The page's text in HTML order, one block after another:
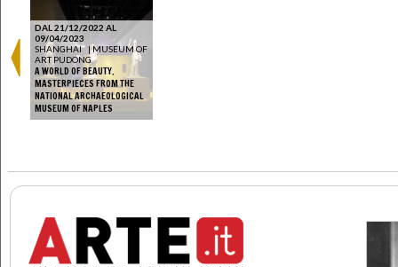
DAL 21/12/2022 AL
09/04/2023
SHANGHAI
|MUSEUM OF
ART PUDONG
A WORLD OF BEAUTY.
MASTERPIECES FROM THE
NATIONAL ARCHAEOLOGICAL
MUSEUM OF NAPLES